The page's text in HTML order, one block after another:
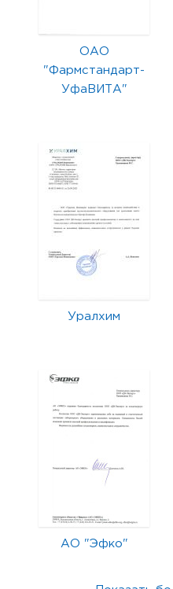
ОАО
"Фармстандарт-
УфаВИТА"
Уралхим
АО "Эфко"